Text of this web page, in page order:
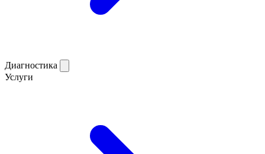
Диагностика
Услуги